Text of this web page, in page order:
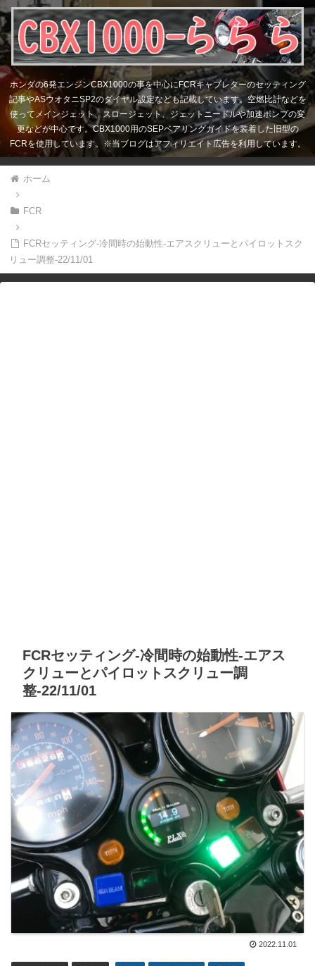
ホンダの6発エンジンCBX1000の事を中心にFCRキャブレターのセッティング
記事やASウオタニSP2のダイヤル設定なども記載しています。空燃比計などを
使ってメインジェット、スロージェット、ジェットニードルや加速ポンプの変
更などが中心です。CBX1000用のSEPベアリングガイドを装着した旧型の
FCRを使用しています。※当ブログはアフィリエイト広告を利用しています。
ホーム
FCR
FCRセッティング-冷間時の始動性-エアスクリューとパイロットスク
リュー調整-22/11/01
FCRセッティング-冷間時の始動性-エアス
クリューとパイロットスクリュー調
整-22/11/01
2022.11.01